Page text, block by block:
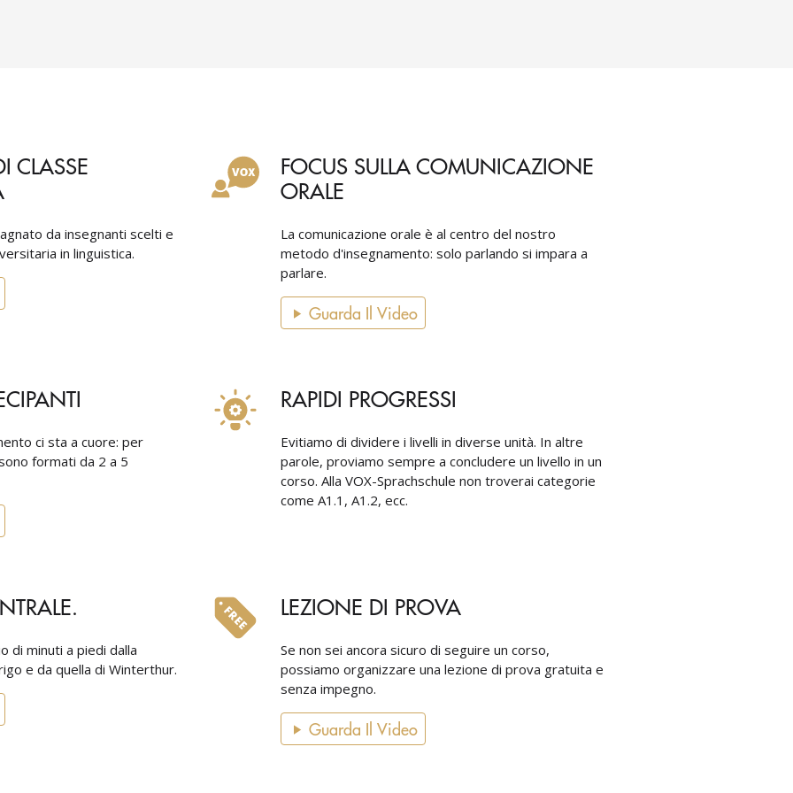
CLASSE
da insegnanti scelti e
in linguistica.
FOCUS SULLA COMUNICAZIONE
ORALE
La comunicazione orale è al centro del nostro
metodo d'insegnamento: solo parlando si impara a
parlare.
Guarda Il Video
ci sta a cuore: per
formati da 2 a 5
RAPIDI PROGRESSI
Evitiamo di dividere i livelli in diverse unità. In altre
parole, proviamo sempre a concludere un livello in un
corso. Alla VOX-Sprachschule non troverai categorie
come A1.1, A1.2, ecc.
di minuti a piedi dalla
e da quella di Winterthur.
LEZIONE DI PROVA
Se non sei ancora sicuro di seguire un corso,
possiamo organizzare una lezione di prova gratuita e
senza impegno.
Guarda Il Video